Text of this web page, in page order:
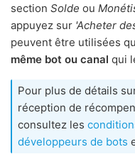
section Solde ou
appuyez sur 'Acheter
peuvent être utilisées
même bot ou canal qui
Pour plus de détails
réception de
consultez les
développeurs de bots